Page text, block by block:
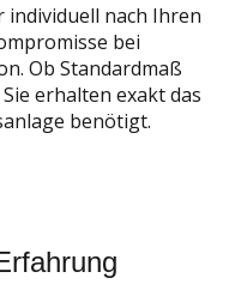
individuell nach Ihren
bei
Ob Standardmaß
erhalten exakt das
benötigt.